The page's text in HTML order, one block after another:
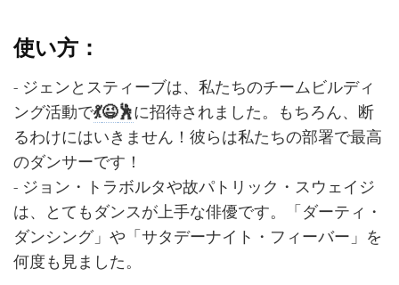
使い方：
- ジェンとスティーブは、私たちのチームビルディ
ング活動で💃😉🕺に招待されました。もちろん、断
るわけにはいきません！彼らは私たちの部署で最高
のダンサーです！
- ジョン・トラボルタや故パトリック・スウェイジ
は、とてもダンスが上手な俳優です。「ダーティ・
ダンシング」や「サタデーナイト・フィーバー」を
何度も見ました。